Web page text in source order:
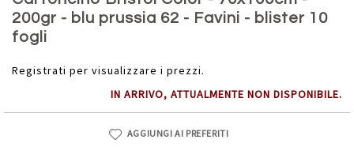
200gr - blu prussia 62 - Favini - blister 10
fogli
Registrati per visualizzare i prezzi.
IN ARRIVO, ATTUALMENTE NON DISPONIBILE.
AGGIUNGI AI PREFERITI
della
galleria
di